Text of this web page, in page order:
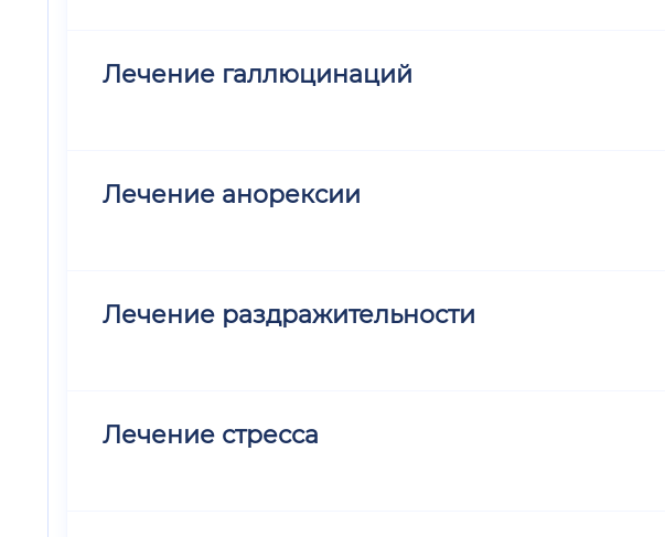
Лечение галлюцинаций
Лечение анорексии
Лечение раздражительности
Лечение стресса